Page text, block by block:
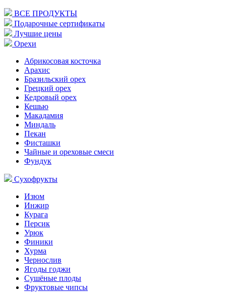
ВСЕ ПРОДУКТЫ
Подарочные сертификаты
Лучшие цены
Орехи
Абрикосовая косточка
Арахис
Бразильский орех
Грецкий орех
Кедровый орех
Кешью
Макадамия
Миндаль
Пекан
Фисташки
Чайные и ореховые смеси
Фундук
Сухофрукты
Изюм
Инжир
Курага
Персик
Урюк
Финики
Хурма
Чернослив
Ягоды годжи
Сушёные плоды
Фруктовые чипсы